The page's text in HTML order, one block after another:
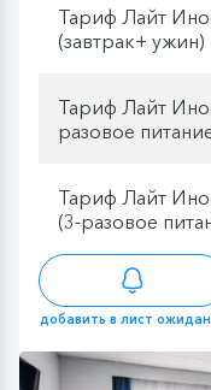
Тариф Лайт
(завтрак+ ужин)
Тариф Лайт
разовое
Тариф Лайт
(3-разовое
добавить в лист